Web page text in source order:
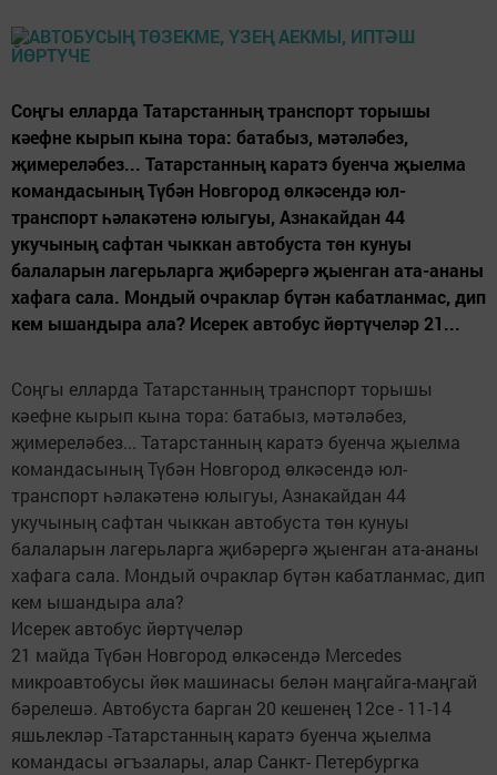
Соңгы елларда Татарстанның транспорт торышы
кәефне кырып кына тора: батабыз, мәтәләбез,
җимереләбез... Татарстанның каратэ буенча җыелма
командасының Түбән Новгород өлкәсендә юл-
транспорт һәлакәтенә юлыгуы, Азнакайдан 44
укучының сафтан чыккан автобуста төн кунуы
балаларын лагерьларга җибәрергә җыенган ата-ананы
хафага сала. Мондый очраклар бүтән кабатланмас, дип
кем ышандыра ала? Исерек автобус йөртүчеләр 21...
Соңгы елларда Татарстанның транспорт торышы
кәефне кырып кына тора: батабыз, мәтәләбез,
җимереләбез... Татарстанның каратэ буенча җыелма
командасының Түбән Новгород өлкәсендә юл-
транспорт һәлакәтенә юлыгуы, Азнакайдан 44
укучының сафтан чыккан автобуста төн кунуы
балаларын лагерьларга җибәрергә җыенган ата-ананы
хафага сала. Мондый очраклар бүтән кабатланмас, дип
кем ышандыра ала?
Исерек автобус йөртүчеләр
21 майда Түбән Новгород өлкәсендә Merсedes
микроавтобусы йөк машинасы белән маңгайга-маңгай
бәрелешә. Автобуста барган 20 кешенең 12се - 11-14
яшьлекләр -Татарстанның каратэ буенча җыелма
командасы әгъзалары, алар Санкт- Петербургка